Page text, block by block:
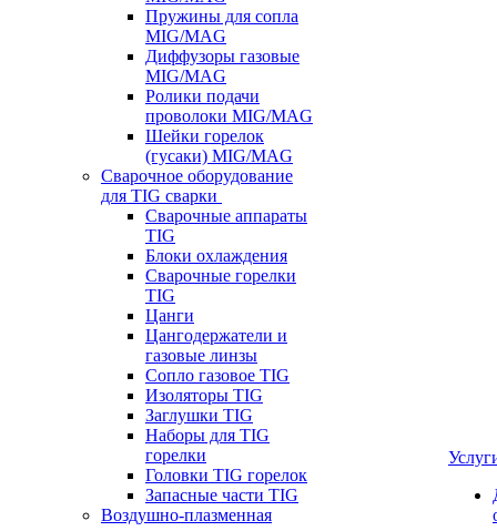
Пружины для сопла
MIG/MAG
Диффузоры газовые
MIG/MAG
Ролики подачи
проволоки MIG/MAG
Шейки горелок
(гусаки) MIG/MAG
Сварочное оборудование
для TIG сварки
Сварочные аппараты
TIG
Блоки охлаждения
Сварочные горелки
TIG
Цанги
Цангодержатели и
газовые линзы
Сопло газовое TIG
Изоляторы TIG
Заглушки TIG
Наборы для TIG
горелки
Головки TIG горелок
Запасные части TIG
Воздушно-плазменная